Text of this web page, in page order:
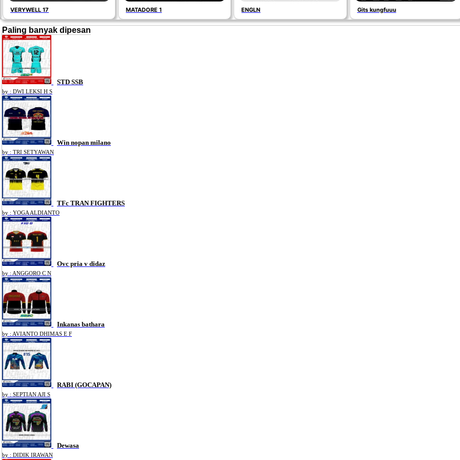
VERYWELL 17 MATADORE 1 ENGLN Gits kungfuuu
Paling banyak dipesan
STD SSB
by : DWI LEKSI H S
Win nopan milano
by : TRI SETYAWAN
TFc TRAN FIGHTERS
by : YOGA ALDIANTO
Ovc pria v didaz
by : ANGGORO C N
Inkanas bathara
by : AVIANTO DHIMAS E F
RABI (GOCAPAN)
by : SEPTIAN AJI S
Dewasa
by : DIDIK IRAWAN